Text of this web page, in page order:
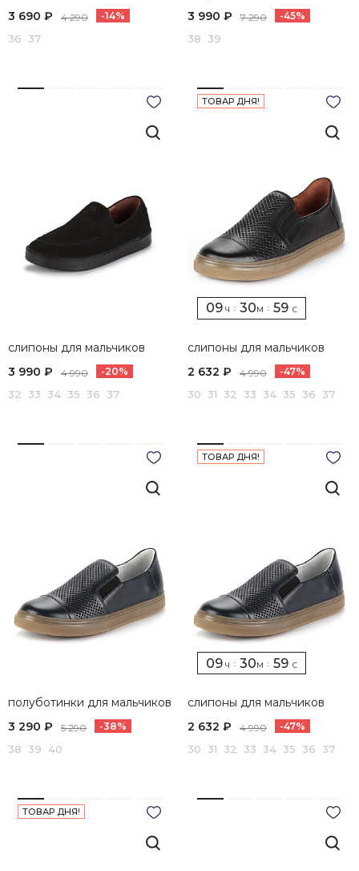
3 690 ₽
4 290 -14%
36 37
3 990 ₽
7 290 -45%
38 39
слипоны для мальчиков
3 990 ₽
4 990 -20%
32 33 34 35 36 37
ТОВАР ДНЯ!
58 С
:
09 Ч : 30М
слипоны для мальчиков
2 632 ₽
4 990 -47%
30 31 32 33 34 35 36 37
полуботинки для мальчиков
3 290 ₽
5 290 -38%
38 39 40
ТОВАР ДНЯ!
58 С
:
09 Ч : 30М
слипоны для мальчиков
2 632 ₽
4 990 -47%
30 31 32 33 34 35 36 37
ТОВАР ДНЯ!